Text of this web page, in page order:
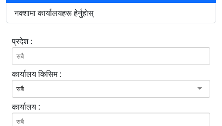
नक्शामा कार्यालयहरू हेर्नुहोस्
प्रदेश :
कार्यालय किसिम :
सबै
कार्यालय :